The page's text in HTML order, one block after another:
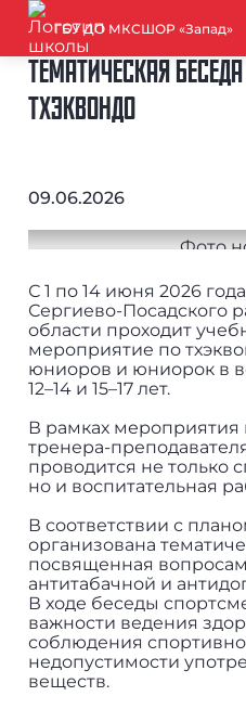
ГБУ ДО МКСШОР «Запад»
ТЕМАТИЧЕСКАЯ
ТХЭКВОНДО
09.06.2026
С 1 по 14 июня 2026
Сергиево-Посадского
области проходит
мероприятие по
юниоров и юниорок в
12–14 и 15–17 лет.
В рамках мероприятия
тренера-
проводится не только
но и воспитательная
В соответствии с
организована
посвященная
антитабачной и
В ходе беседы
важности ведения
соблюдения
недопустимости
веществ.